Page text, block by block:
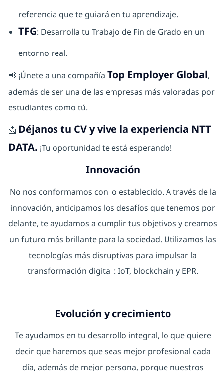
referencia que te guiará en tu aprendizaje.
TFG: Desarrolla tu Trabajo de Fin de Grado en un
entorno real.
📢 ¡Únete a una compañía Top Employer Global,
además de ser una de las empresas más valoradas por
estudiantes como tú.
📩 Déjanos tu CV y vive la experiencia NTT
DATA. ¡Tu oportunidad te está esperando!
Innovación
No nos conformamos con lo establecido. A través de la
innovación, anticipamos los desafíos que tenemos por
delante, te ayudamos a cumplir tus objetivos y creamos
un futuro más brillante para la sociedad. Utilizamos las
tecnologías más disruptivas para impulsar la
transformación digital : IoT, blockchain y EPR.
Evolución y crecimiento
Te ayudamos en tu desarrollo integral, lo que quiere
decir que haremos que seas mejor profesional cada
día, además de mejor persona, porque nuestros